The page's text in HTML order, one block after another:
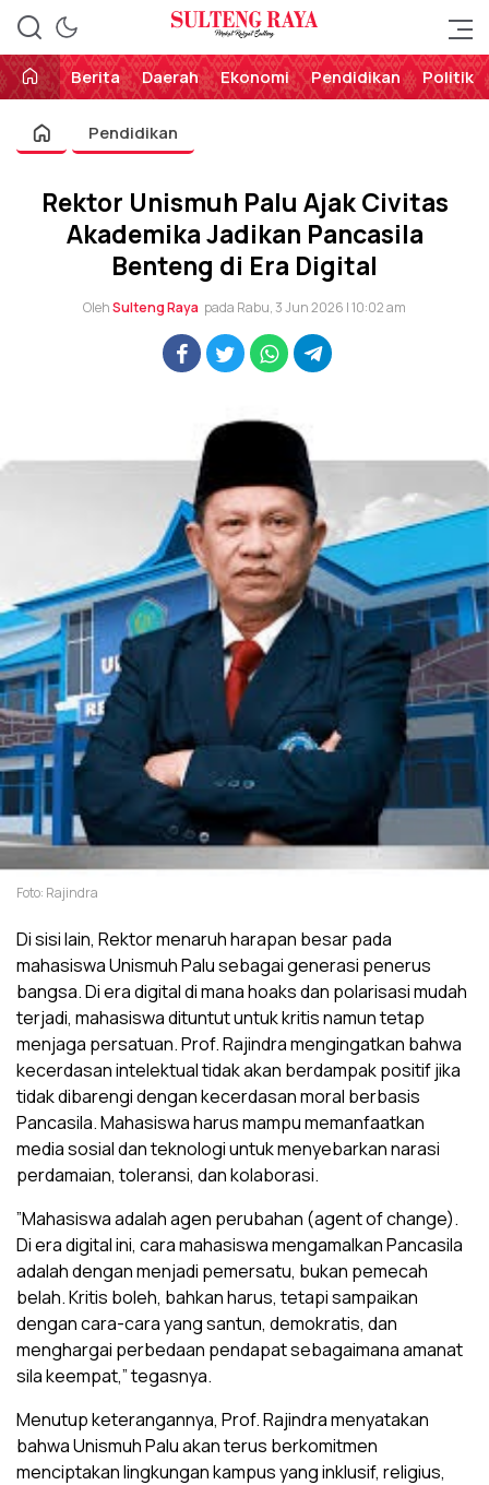
Sulteng Raya
Perekat Rakyat Sulteng
Berita
Daerah Ekonomi Pendidikan Politik
Pendidikan
Rektor Unismuh Palu Ajak Civitas
Akademika Jadikan Pancasila
Benteng di Era Digital
OlehSulteng Raya pada Rabu, 3 Jun 2026 | 10:02 am
Foto: Rajindra
​Di sisi lain, Rektor menaruh harapan besar pada
mahasiswa Unismuh Palu sebagai generasi penerus
bangsa. Di era digital di mana hoaks dan polarisasi mudah
terjadi, mahasiswa dituntut untuk kritis namun tetap
menjaga persatuan. Prof. Rajindra mengingatkan bahwa
kecerdasan intelektual tidak akan berdampak positif jika
tidak dibarengi dengan kecerdasan moral berbasis
Pancasila. Mahasiswa harus mampu memanfaatkan
media sosial dan teknologi untuk menyebarkan narasi
perdamaian, toleransi, dan kolaborasi.
​”Mahasiswa adalah agen perubahan (agent of change).
Di era digital ini, cara mahasiswa mengamalkan Pancasila
adalah dengan menjadi pemersatu, bukan pemecah
belah. Kritis boleh, bahkan harus, tetapi sampaikan
dengan cara-cara yang santun, demokratis, dan
menghargai perbedaan pendapat sebagaimana amanat
sila keempat,” tegasnya.
​Menutup keterangannya, Prof. Rajindra menyatakan
bahwa Unismuh Palu akan terus berkomitmen
menciptakan lingkungan kampus yang inklusif, religius,